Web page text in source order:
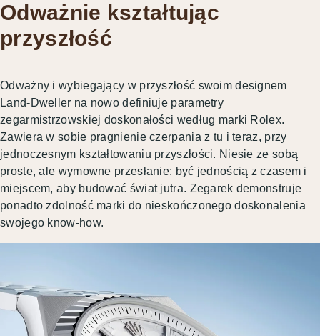
Odważnie kształtując
przyszłość
Odważny i wybiegający w przyszłość swoim designem
Land-Dweller na nowo definiuje parametry
zegarmistrzowskiej doskonałości według marki Rolex.
Zawiera w sobie pragnienie czerpania z tu i teraz, przy
jednoczesnym kształtowaniu przyszłości. Niesie ze sobą
proste, ale wymowne przesłanie: być jednością z czasem i
miejscem, aby budować świat jutra. Zegarek demonstruje
ponadto zdolność marki do nieskończonego doskonalenia
swojego know-how.